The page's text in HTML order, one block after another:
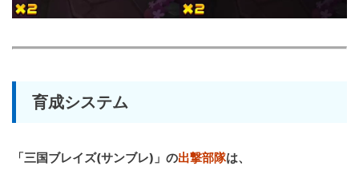
育成システム
「三国ブレイズ(サンブレ)」の出撃部隊は、